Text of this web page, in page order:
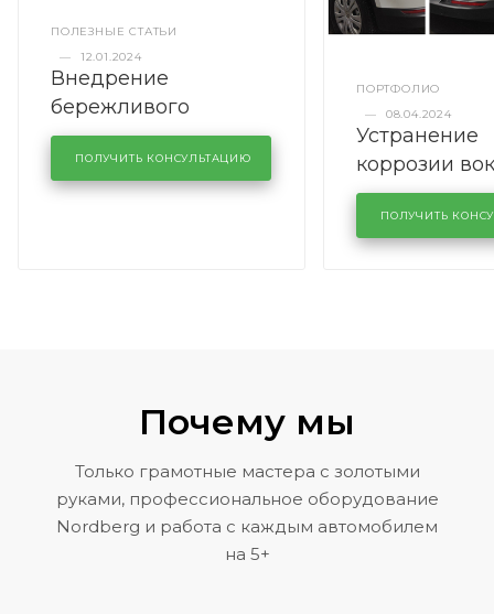
ПОЛЕЗНЫЕ СТАТЬИ
—
12.01.2024
Внедрение
бережливого
производства в
кузовном сервисе
KUTUZOVV
ПОЛУЧИТЬ КОНСУЛЬТАЦИЮ
ПОРТФОЛИО
—
08.04.2024
Устранение
коррозии
лобового
районе
Volkswagen
ПОЛУЧИТЬ
Почему мы
Только грамотные мастера с золотыми
руками, профессиональное оборудование
Nordberg и работа с каждым автомобилем
на 5+